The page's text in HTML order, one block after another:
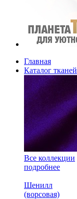
Главная
Каталог тканей
Все коллекции
подробнее
Шенилл
(ворсовая)